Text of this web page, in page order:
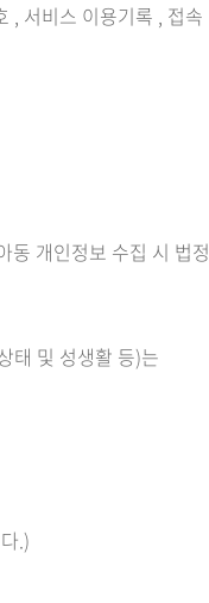
, 서비스 이용기록 , 접속
동 개인정보 수집 시 법정
태 및 성생활 등)는
.)